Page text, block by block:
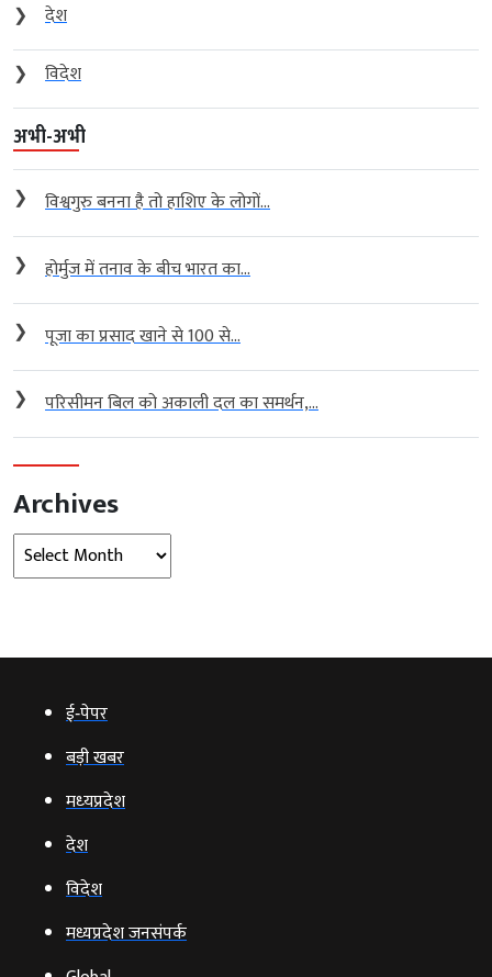
❯
देश
❯
विदेश
अभी-अभी
❯ विश्वगुरु बनना है तो हाशिए के लोगों...
❯ होर्मुज में तनाव के बीच भारत का...
❯ पूजा का प्रसाद खाने से 100 से...
❯ परिसीमन बिल को अकाली दल का समर्थन,...
Archives
Archives
ई‑पेपर
बड़ी खबर
मध्‍यप्रदेश
देश
विदेश
मध्यप्रदेश जनसंपर्क